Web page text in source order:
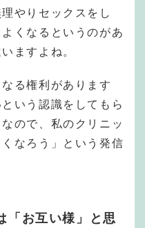
やりセックスをし
くなるというのがあ
ますよね。
る権利があります
いう認識をしてもら
ので、私のクリニッ
なろう」という発信
「お互い様」と思